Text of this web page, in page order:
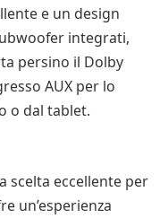
e un design
integrati,
persino il Dolby
AUX per lo
o dal tablet.
scelta eccellente per
un’esperienza